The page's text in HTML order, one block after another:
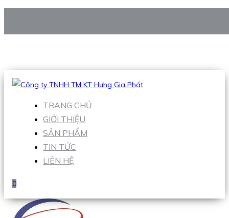
Hotline:0938 906 663
TRANG CHỦ
GIỚI THIỆU
SẢN PHẨM
TIN TỨC
LIÊN HỆ
0